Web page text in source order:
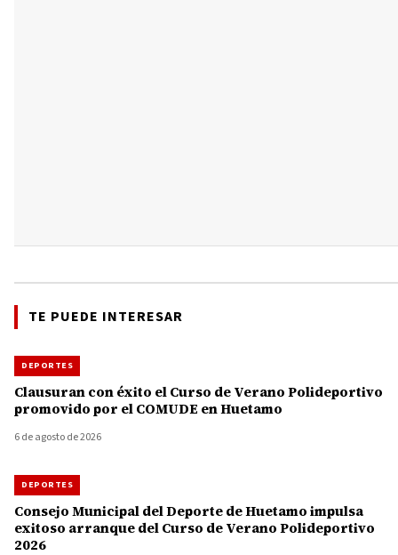
TE PUEDE INTERESAR
DEPORTES
Clausuran con éxito el Curso de Verano Polideportivo
promovido por el COMUDE en Huetamo
6 de agosto de 2026
DEPORTES
Consejo Municipal del Deporte de Huetamo impulsa
exitoso arranque del Curso de Verano Polideportivo
2026